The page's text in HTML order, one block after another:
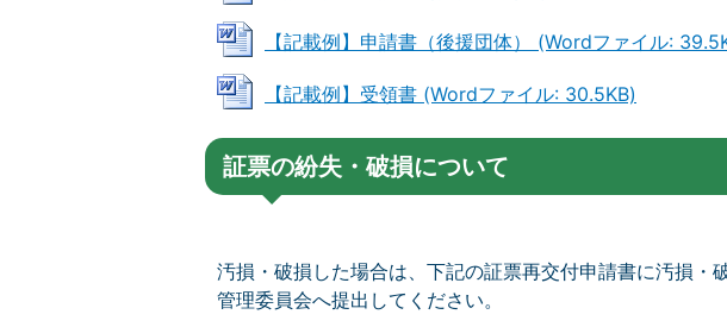
【記載例】申請書（後援団体） (Wordファイル:
【記載例】受領書 (Wordファイル: 30.5KB)
証票の紛失・破損について
汚損・破損した場合は、下記の証票再交付申請書に汚損・
管理委員会へ提出してください。